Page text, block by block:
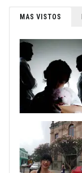
MAS VISTOS